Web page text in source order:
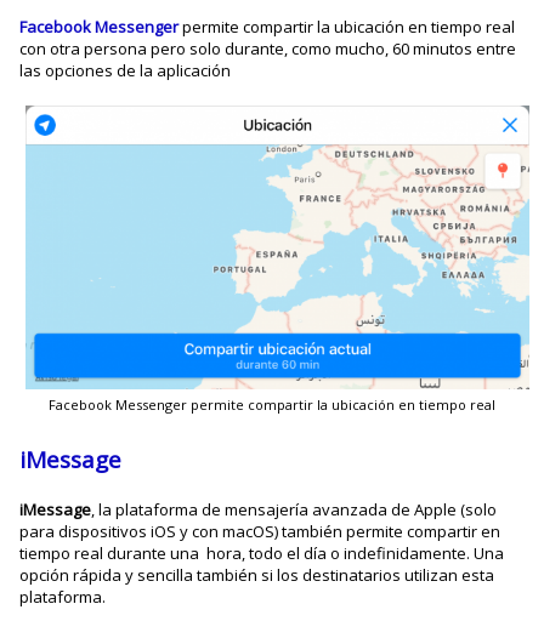
Facebook Messengerpermite compartir la ubicación en tiempo real
con otra persona pero solo durante, como mucho, 60 minutos entre
las opciones de la aplicación
Facebook Messenger permite compartir la ubicación en tiempo real
iMessage
iMessage, la plataforma de mensajería avanzada de Apple (solo
para dispositivos iOS y con macOS) también permite compartir en
tiempo real durante una hora, todo el día o indefinidamente. Una
opción rápida y sencilla también si los destinatarios utilizan esta
plataforma.